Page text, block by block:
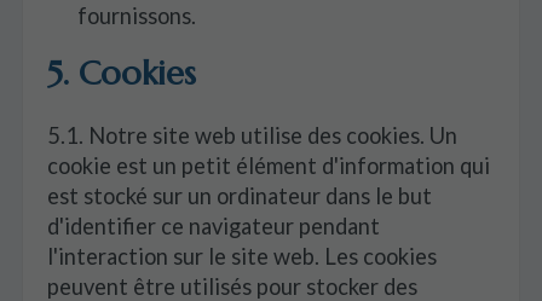
fournissons.
5. Cookies
5.1. Notre site web utilise des cookies. Un
cookie est un petit élément d'information qui
est stocké sur un ordinateur dans le but
d'identifier ce navigateur pendant
l'interaction sur le site web. Les cookies
peuvent être utilisés pour stocker des